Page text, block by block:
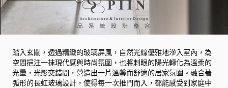
踏入玄關，透過精緻的玻璃屏風，自然光線優雅地滲入室內，為
空間挹注一抹現代感與時尚氛圍，也將刺眼的陽光轉化為溫柔的
光暈，光影交錯間，營造出一片溫馨而舒適的居家氛圍。融合著
弧形的長虹玻璃設計，使得每一次推門而入，都能感受到家庭中